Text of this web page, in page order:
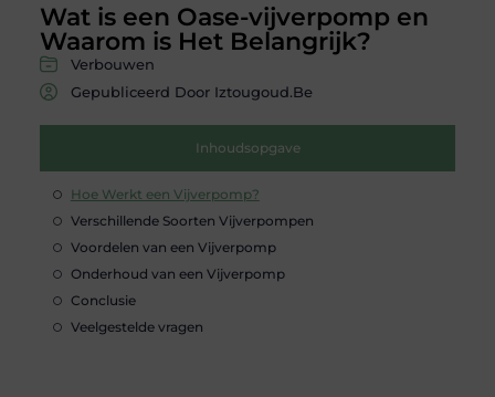
Wat is een Oase-vijverpomp en
Waarom is Het Belangrijk?
Verbouwen
Gepubliceerd Door Iztougoud.be
Inhoudsopgave
Hoe Werkt een Vijverpomp?
Verschillende Soorten Vijverpompen
Voordelen van een Vijverpomp
Onderhoud van een Vijverpomp
Conclusie
Veelgestelde vragen